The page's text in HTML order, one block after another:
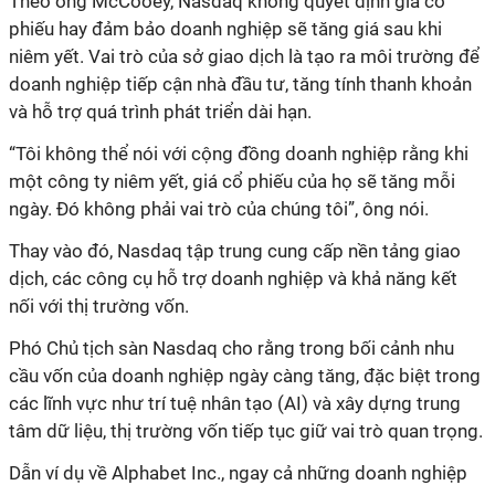
phiếu hay đảm bảo doanh nghiệp sẽ tăng giá sau khi
niêm yết. Vai trò của sở giao dịch là tạo ra môi trường để
doanh nghiệp tiếp cận nhà đầu tư, tăng tính thanh khoản
và hỗ trợ quá trình phát triển dài hạn.
“Tôi không thể nói với cộng đồng doanh nghiệp rằng khi
một công ty niêm yết, giá cổ phiếu của họ sẽ tăng mỗi
ngày. Đó không phải vai trò của chúng tôi”, ông nói.
Thay vào đó, Nasdaq tập trung cung cấp nền tảng giao
dịch, các công cụ hỗ trợ doanh nghiệp và khả năng kết
nối với thị trường vốn.
Phó Chủ tịch sàn Nasdaq cho rằng trong bối cảnh nhu
cầu vốn của doanh nghiệp ngày càng tăng, đặc biệt trong
các lĩnh vực như trí tuệ nhân tạo (AI) và xây dựng trung
tâm dữ liệu, thị trường vốn tiếp tục giữ vai trò quan trọng.
Dẫn ví dụ về Alphabet Inc., ngay cả những doanh nghiệp